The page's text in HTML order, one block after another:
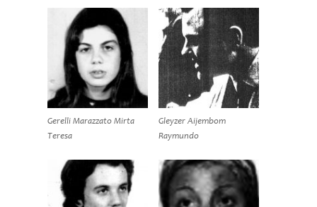
Gerelli Marazzato Mirta
Teresa
Gleyzer Aijembom
Raymundo